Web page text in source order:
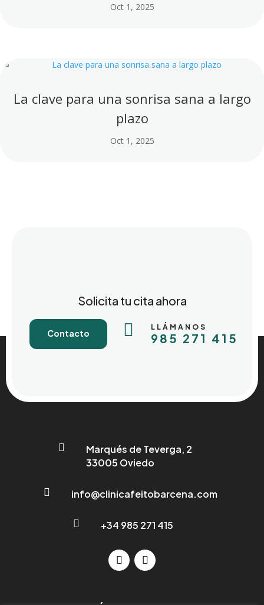
Oct 1, 2025
La clave para una sonrisa sana a largo
plazo
Oct 1, 2025
Solicita tu cita ahora
Contacto  LLÁMANOS
985 271 415

Marqués de Teverga, 2
33005 Oviedo
 info@clinicafeitobarcena.com
 +34 985 271 415